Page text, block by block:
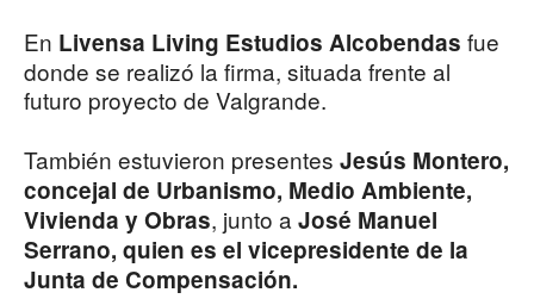
En Livensa Living Estudios Alcobendas fue
donde se realizó la firma, situada frente al
futuro proyecto de Valgrande.
También estuvieron presentes Jesús Montero,
concejal de Urbanismo, Medio Ambiente,
Vivienda y Obras, junto a José Manuel
Serrano, quien es el vicepresidente de la
Junta de Compensación.